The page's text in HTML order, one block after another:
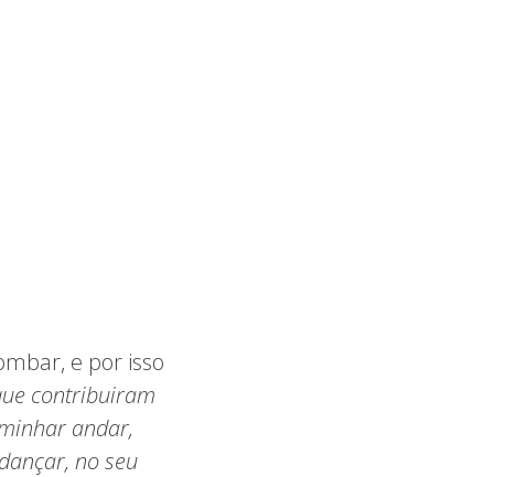
e por isso
contribuiram
andar,
no seu